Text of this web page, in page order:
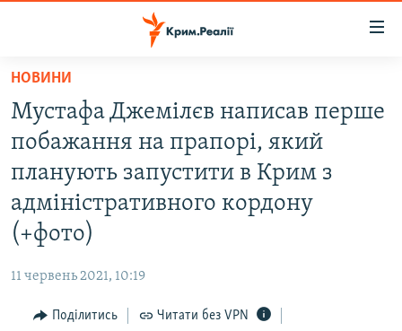
Перейти
основного
матеріалу
до
основної
навігації
Перейти
до
ВОДА.КРИМ
ПОЛІТИКА
БЛОГИ
ІНТЕРВ'Ю
ВСЕ ЗА ДЕНЬ
НОВИНИ
Мустафа Джемілєв написав перше
побажання на прапорі, який
планують запустити в Крим з
адміністративного кордону
(+фото)
11 червень 2021, 10:19
Поділитись Читати без VPN